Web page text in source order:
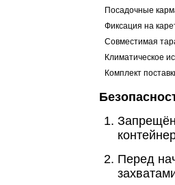
Посадочные
Фиксация на
Совместимая
Климатическое
Комплект
Перед